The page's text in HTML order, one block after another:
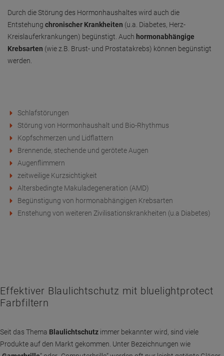
Durch die Störung des Hormonhaushaltes wird auch die
Entstehung chronischer Krankheiten (u.a. Diabetes, Herz-
Kreislauferkrankungen) begünstigt. Auch hormonabhängige
Krebsarten (wie z.B. Brust- und Prostatakrebs) können begünstigt
werden.
Schlafstörungen
Störung von Hormonhaushalt und Bio-Rhythmus
Kopfschmerzen und Lidflattern
Brennende, stechende und gerötete Augen
Augenflimmern
zeitweilige Kurzsichtigkeit
Altersbedingte Makuladegeneration (AMD)
Begünstigung von hormonabhängigen Krebsarten
Enstehung von weiteren Zivilisationskrankheiten (u.a Diabetes)
Effektiver Blaulichtschutz mit bluelightprotect
Farbfiltern
Seit das Thema Blaulichtschutz immer bekannter wird, sind viele
Produkte auf den Markt gekommen. Unter Bezeichnungen wie